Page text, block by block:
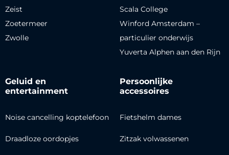
Zeist
Zoetermeer
Zwolle
Scala College
Winford Amsterdam –
particulier onderwijs
Yuverta Alphen aan den Rijn
Geluid en
entertainment
Noise cancelling koptelefoon
Draadloze oordopjes
Persoonlijke
accessoires
Fietshelm dames
Zitzak volwassenen